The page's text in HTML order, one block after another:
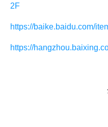
2F
https://baike.baidu.com/
https://